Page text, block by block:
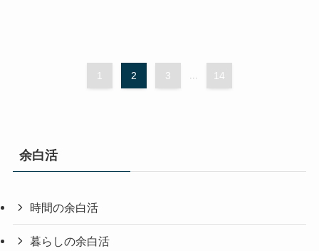
1 2 3 ... 14
余白活
時間の余白活
暮らしの余白活